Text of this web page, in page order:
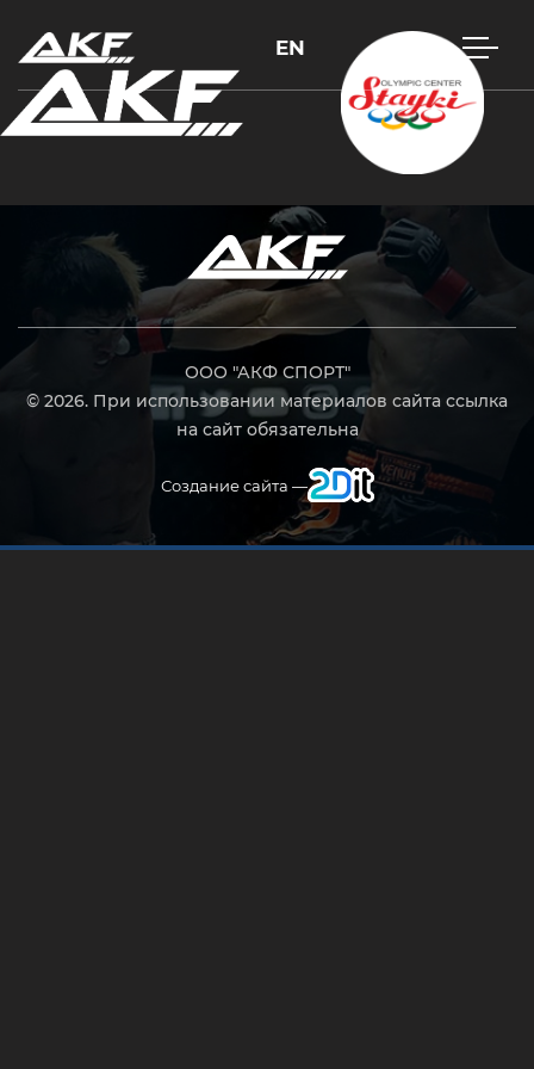
EN
ООО "АКФ СПОРТ"
© 2026. При использовании материалов сайта ссылка
на сайт обязательна
Создание сайта —
Нажмите Enter для поиска или Esc, чтобы закрыть